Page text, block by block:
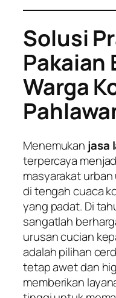
Solusi
Pakaian
Warga
Menemukan jasa
terpercaya
masyarakat
di tengah cuaca
yang padat. Di
sangatlah
urusan cucian
adalah pilihan
tetap awet dan
memberikan